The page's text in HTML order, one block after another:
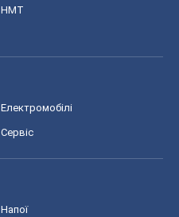
НМТ
Електромобілі
Сервіс
Напої